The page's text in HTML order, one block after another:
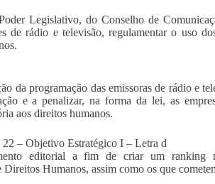
Legislativo, do Conselho de
de rádio e televisão, regulamentar o uso
da programação das emissoras de rádio e
e a penalizar, na forma da lei, as
aos direitos humanos.
– Objetivo Estratégico I – Letra d
editorial a fim de criar um ranking
Humanos, assim como os que